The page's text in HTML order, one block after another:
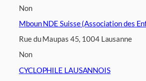
Non
Mboun NDE Suisse (Association des
Rue du Maupas 45, 1004 Lausanne
Non
CYCLOPHILE LAUSANNOIS